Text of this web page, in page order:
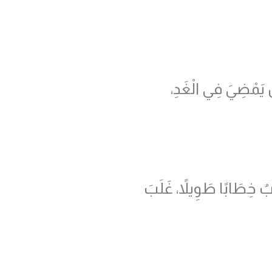
يَمْضِيَ فِي الْغَدِ،
خِطَابًا طَوِيلاً، غَلَبَ